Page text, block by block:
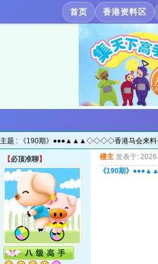
首页 香港资料区
主题 : 《190期》●●●▲▲▲◇◇◇◇香港马会来料÷
【必顶准聊】 楼主 发表于:
《190期》